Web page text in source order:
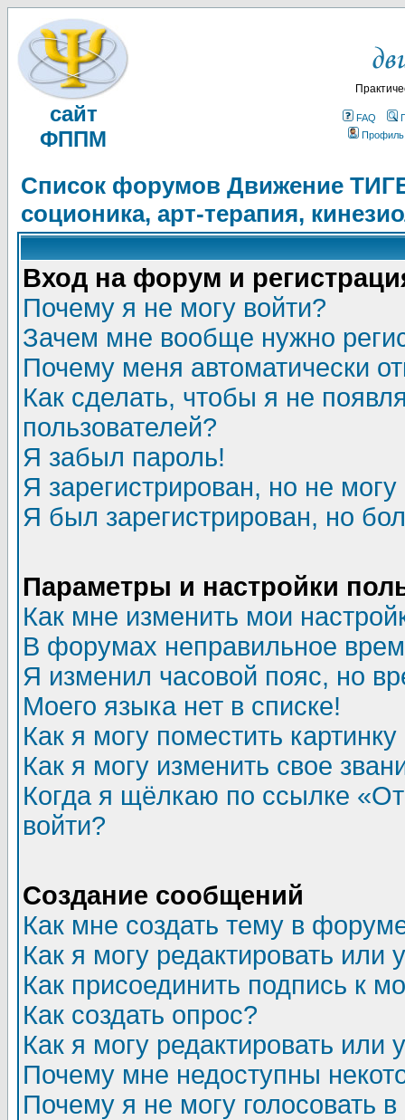
сайт
ФППМ
FAQ
Профиль
Список форумов Движение
соционика, арт-терапия,
Вход на форум и
Почему я не могу войти?
Зачем мне вообще нужно
Почему меня автоматически
Как сделать, чтобы я не
пользователей?
Я забыл пароль!
Я зарегистрирован, но не могу
Я был зарегистрирован, но
Параметры и настройки
Как мне изменить мои
В форумах неправильное
Я изменил часовой пояс, но
Моего языка нет в списке!
Как я могу поместить
Как я могу изменить свое
Когда я щёлкаю по ссылке
войти?
Создание сообщений
Как мне создать тему в
Как я могу редактировать или
Как присоединить подпись к
Как создать опрос?
Как я могу редактировать или
Почему мне недоступны
Почему я не могу голосовать